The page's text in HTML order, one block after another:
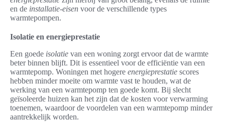
en de installatie-eisen voor de verschillende types
warmtepompen.
Isolatie en energieprestatie
Een goede isolatie van een woning zorgt ervoor dat de warmte
beter binnen blijft. Dit is essentieel voor de efficiëntie van een
warmtepomp. Woningen met hogere energieprestatie scores
hebben minder moeite om warmte vast te houden, wat de
werking van een warmtepomp ten goede komt. Bij slecht
geïsoleerde huizen kan het zijn dat de kosten voor verwarming
toenemen, waardoor de voordelen van een warmtepomp minder
aantrekkelijk worden.